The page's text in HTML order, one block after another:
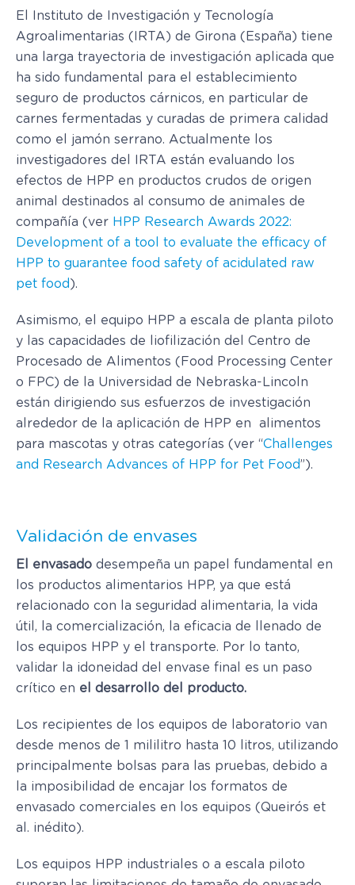
El Instituto de Investigación y Tecnología
Agroalimentarias (IRTA) de Girona (España) tiene
una larga trayectoria de investigación aplicada que
ha sido fundamental para el establecimiento
seguro de productos cárnicos, en particular de
carnes fermentadas y curadas de primera calidad
como el jamón serrano. Actualmente los
investigadores del IRTA están evaluando los
efectos de HPP en productos crudos de origen
animal destinados al consumo de animales de
compañía (ver HPP Research Awards 2022:
Development of a tool to evaluate the efficacy of
HPP to guarantee food safety of acidulated raw
pet food).
Asimismo, el equipo HPP a escala de planta piloto
y las capacidades de liofilización del Centro de
Procesado de Alimentos (Food Processing Center
o FPC) de la Universidad de Nebraska-Lincoln
están dirigiendo sus esfuerzos de investigación
alrededor de la aplicación de HPP en alimentos
para mascotas y otras categorías (ver “Challenges
and Research Advances of HPP for Pet Food”).
Validación de envases
El envasado desempeña un papel fundamental en
los productos alimentarios HPP, ya que está
relacionado con la seguridad alimentaria, la vida
útil, la comercialización, la eficacia de llenado de
los equipos HPP y el transporte. Por lo tanto,
validar la idoneidad del envase final es un paso
crítico en el desarrollo del producto.
Los recipientes de los equipos de laboratorio van
desde menos de 1 mililitro hasta 10 litros, utilizando
principalmente bolsas para las pruebas, debido a
la imposibilidad de encajar los formatos de
envasado comerciales en los equipos (Queirós et
al. inédito).
Los equipos HPP industriales o a escala piloto